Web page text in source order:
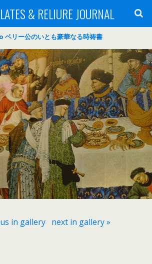
& RELIURE JOURNAL
ベリー公のいとも豪華なる時祷書
in gallery next in gallery »